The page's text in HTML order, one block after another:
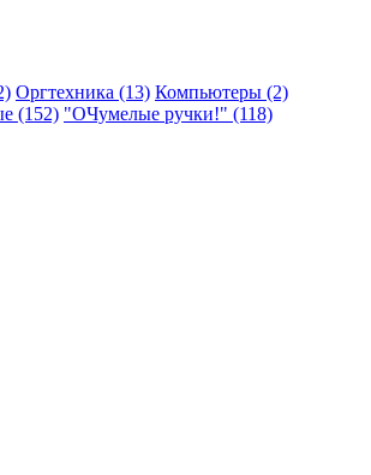
Оргтехника (13) Компьютеры (2)
(152) "ОЧумелые ручки!" (118)